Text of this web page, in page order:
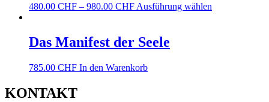
480.00 CHF – 980.00 CHF Ausführung wählen
Das Manifest der Seele
785.00 CHF In den Warenkorb
KONTAKT